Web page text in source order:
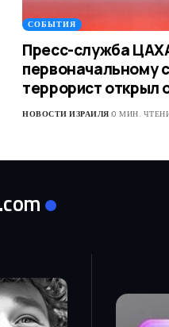
СОБЫТИЯ
Пресс-служба
первоначальному
террорист открыл
НОВОСТИ ИЗРАИЛЯ 0 МИН.